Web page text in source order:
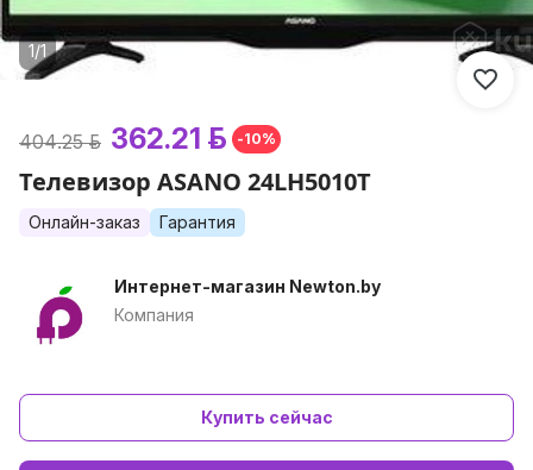
1/1
404.25 р. 362.21 р. -10%
Телевизор ASANO 24LH5010T
Онлайн-заказ Гарантия
Интернет-магазин Newton.by
Компания
Купить сейчас